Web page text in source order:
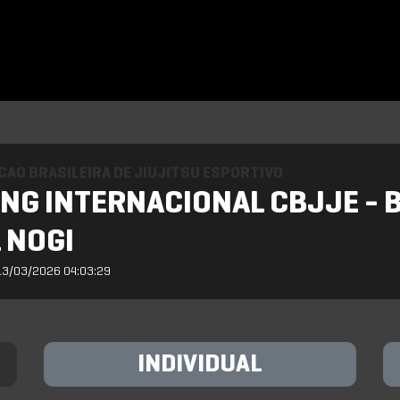
INTERNACIONAL CBJJE
NOGI
13/03/2026 04:03:29
INDIVIDUAL